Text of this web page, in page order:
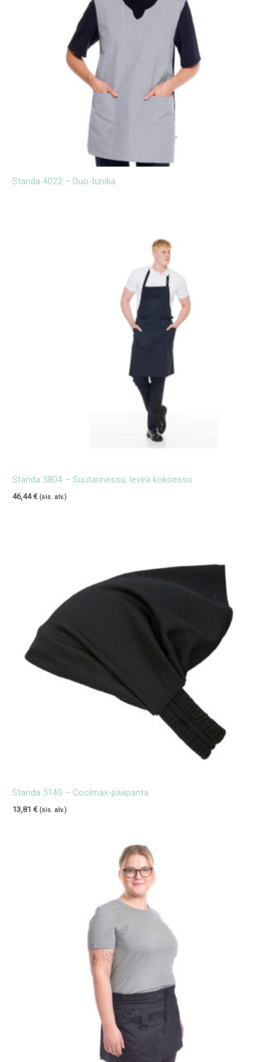
Standa 4022 – Duo-tunika
Standa 5804 – Suutarinessu, leveä kokoessu
46,44€ (sis. alv.)
Standa 5140 – Coolmax-pääpanta
13,81 € (sis. alv.)